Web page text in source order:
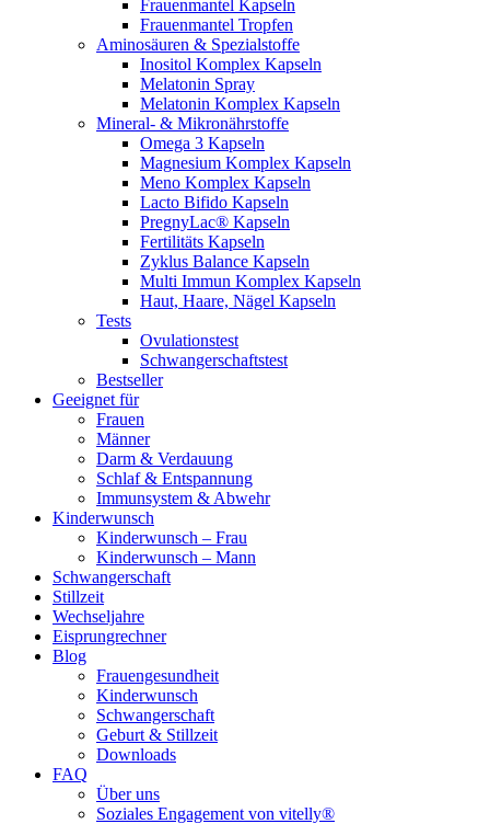
Frauenmantel Kapseln
Frauenmantel Tropfen
Aminosäuren & Spezialstoffe
Inositol Komplex Kapseln
Melatonin Spray
Melatonin Komplex Kapseln
Mineral- & Mikronährstoffe
Omega 3 Kapseln
Magnesium Komplex Kapseln
Meno Komplex Kapseln
Lacto Bifido Kapseln
PregnyLac® Kapseln
Fertilitäts Kapseln
Zyklus Balance Kapseln
Multi Immun Komplex Kapseln
Haut, Haare, Nägel Kapseln
Tests
Ovulationstest
Schwangerschaftstest
Bestseller
Geeignet für
Frauen
Männer
Darm & Verdauung
Schlaf & Entspannung
Immunsystem & Abwehr
Kinderwunsch
Kinderwunsch – Frau
Kinderwunsch – Mann
Schwangerschaft
Stillzeit
Wechseljahre
Eisprungrechner
Blog
Frauengesundheit
Kinderwunsch
Schwangerschaft
Geburt & Stillzeit
Downloads
FAQ
Über uns
Soziales Engagement von vitelly®